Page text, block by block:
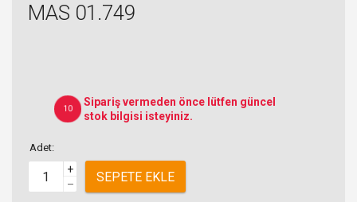
MAS 01.749
10
Sipariş vermeden önce lütfen güncel
stok bilgisi isteyiniz.
Adet:
+
–
SEPETE EKLE